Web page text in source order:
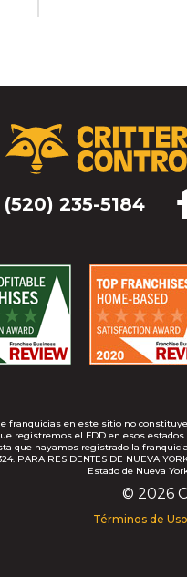
(520) 235-5184
franquicias en este sitio no
registremos el FDD en esos
que hayamos registrado la
PARA RESIDENTES DE NUEVA
Estado de Nueva
© 2026
Términos de Uso